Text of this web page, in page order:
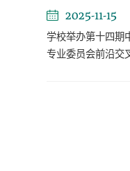
2025-11-15
学校举办第十四期
专业委员会前沿交